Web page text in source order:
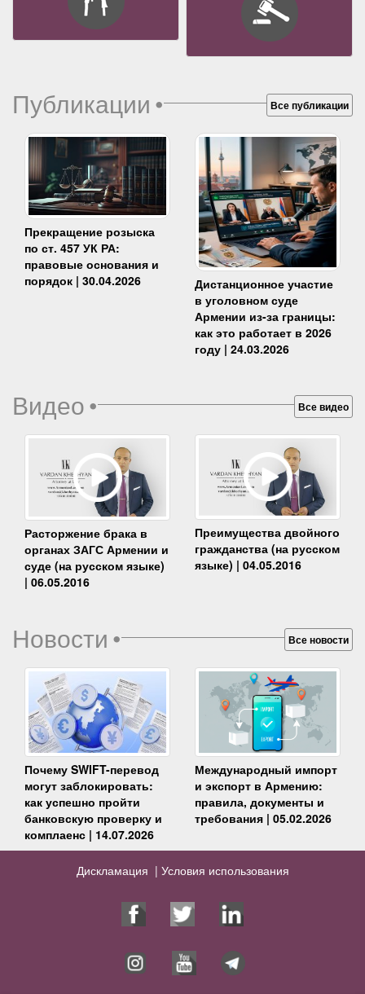
Публикации• Все публикации
Прекращение розыска
по ст. 457 УК РА:
правовые основания и
порядок | 30.04.2026
Дистанционное участие
в уголовном суде
Армении из-за границы:
как это работает в 2026
году | 24.03.2026
Видео• Все видео
Расторжение брака в
органах ЗАГС Армении и
суде (на русском языке)
| 06.05.2016
Преимущества двойного
гражданства (на русском
языке) | 04.05.2016
Новости• Все новости
Почему SWIFT-перевод
могут заблокировать:
как успешно пройти
банковскую проверку и
комплаенс | 14.07.2026
Международный импорт
и экспорт в Армению:
правила, документы и
требования | 05.02.2026
Дискламация | Условия использования